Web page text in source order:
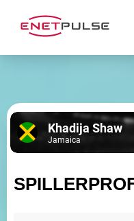
Khadija Shaw
Jamaica